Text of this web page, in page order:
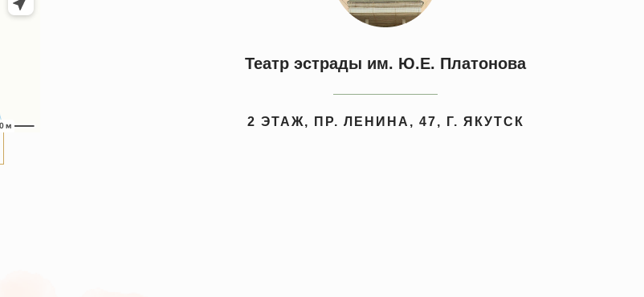
Театр эстрады им. Ю.Е. Платонова
2 ЭТАЖ, ПР. ЛЕНИНА, 47, Г. ЯКУТСК